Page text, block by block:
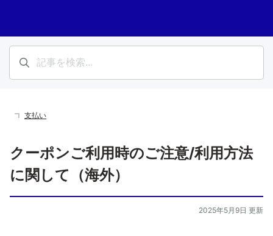
支払い
クーポンご利用時のご注意/利用方法
に関して（海外）
2025年5月9日 更新